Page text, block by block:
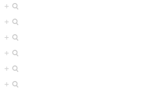
+
+
+
+
+
+